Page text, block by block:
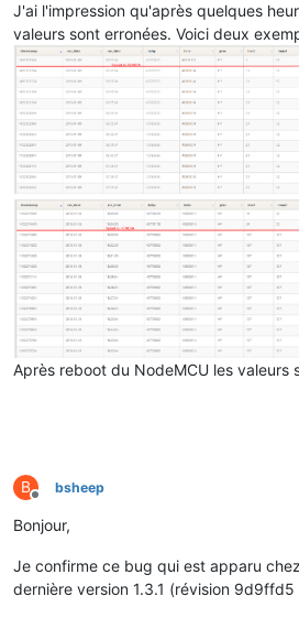
J'ai l'impression qu'après quelques
valeurs sont erronées. Voici deux
Après reboot du NodeMCU les valeurs
B
Offline
bsheep
Bonjour,
Je confirme ce bug qui est apparu
dernière version 1.3.1 (révision 9d9ffd5